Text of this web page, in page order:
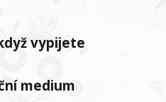
vypijete
medium